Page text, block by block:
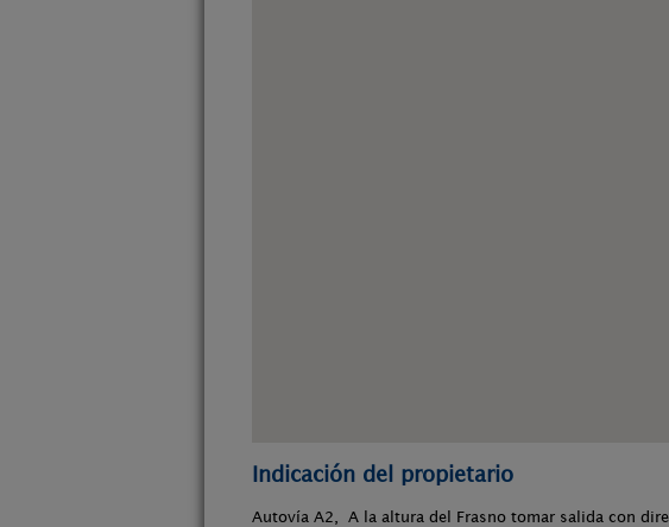
Indicación del propietario
Autovía A2, A la altura del Frasno tomar salida con